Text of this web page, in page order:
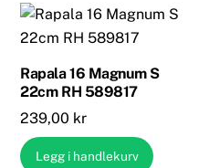
Rapala 16 Magnum S
22cm RH 589817
239,00 kr
Legg i handlekurv